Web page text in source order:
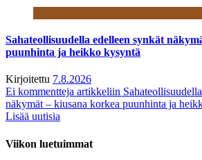
Sahateollisuudella edelleen synkät
puunhinta ja heikko kysyntä
Kirjoitettu 7.8.2026
Ei kommentteja artikkeliin
näkymät – kiusana korkea puunhinta ja
Lisää uutisia
Viikon luetuimmat